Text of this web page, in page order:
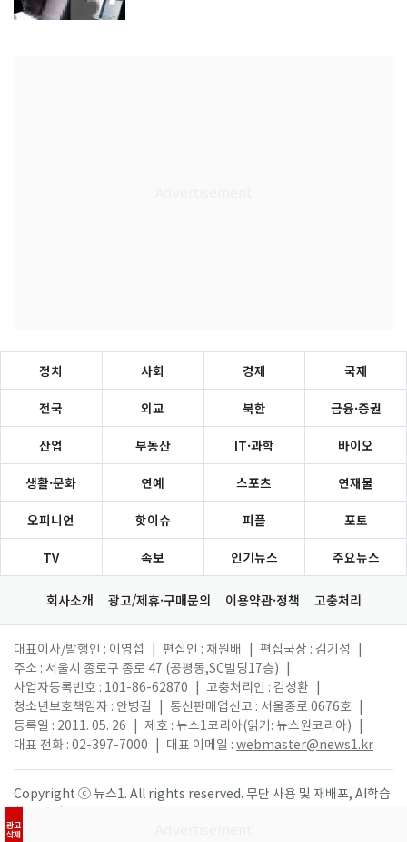
광고
삭제
정치 사회 경제 국제
전국 외교 북한 금융·증권
산업 부동산 IT·과학 바이오
생활·문화 연예 스포츠 연재물
오피니언 핫이슈 피플 포토
TV 속보 인기뉴스 주요뉴스
회사소개 광고/제휴·구매문의 이용약관·정책 고충처리
대표이사/발행인 : 이영섭 편집인 : 채원배 편집국장 : 김기성
주소 : 서울시 종로구 종로 47 (공평동,SC빌딩17층)
사업자등록번호 : 101-86-62870
고충처리인 : 김성환
청소년보호책임자 : 안병길
통신판매업신고 : 서울종로 0676호
등록일 : 2011. 05. 26
제호 : 뉴스1코리아(읽기: 뉴스원코리아)
대표 전화 : 02-397-7000
대표 이메일 : webmaster@news1.kr
Copyright ⓒ 뉴스1. All rights reserved. 무단 사용 및 재배포, AI학습